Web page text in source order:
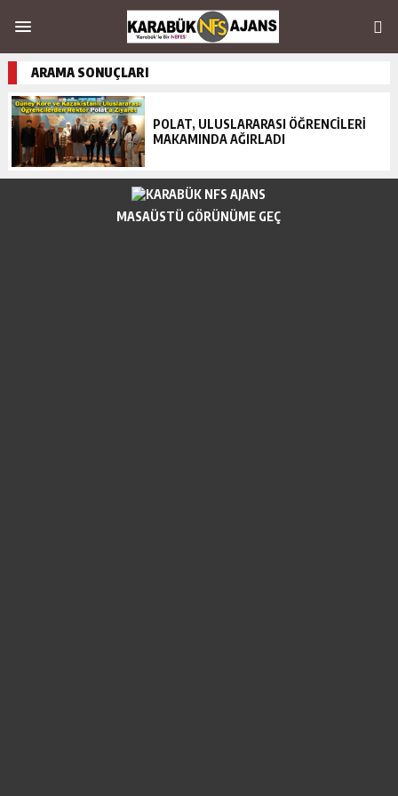
ARAMA SONUÇLARI
POLAT, ULUSLARARASI ÖĞRENCİLERİ
MAKAMINDA AĞIRLADI
MASAÜSTÜ GÖRÜNÜME GEÇ